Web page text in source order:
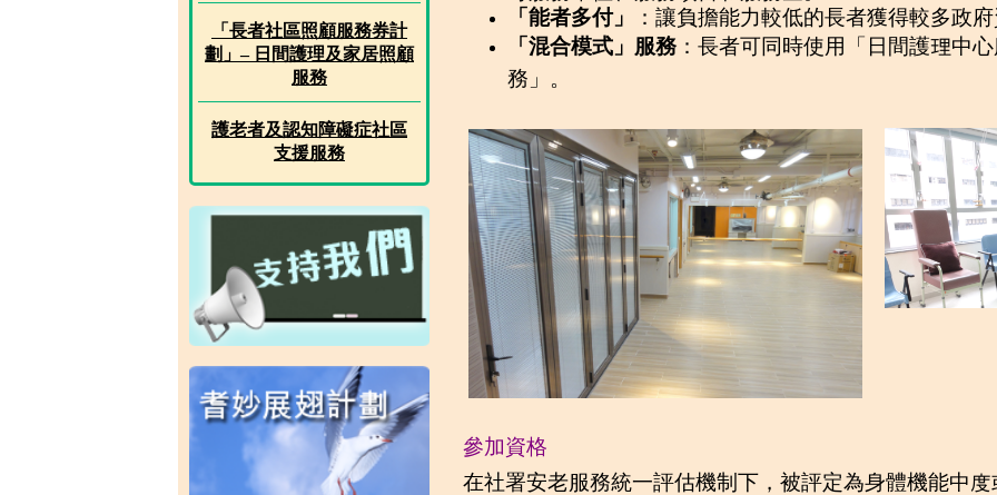
「長者社區照顧服務券計
劃」– 日間護理及家居照顧
服務
護老者及認知障礙症社區
支援服務
「能者多付」
：讓負擔能力較低的長者獲得較多政
「混合模式」服務 ：長者可同時使用「日間護理中
務」。
參加資格
在社署安老服務統一評估機制下，被評定為身體機能中